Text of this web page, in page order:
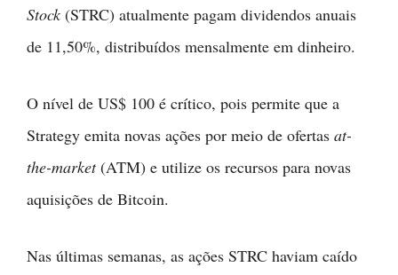
Stock (STRC) atualmente pagam dividendos anuais
de 11,50%, distribuídos mensalmente em dinheiro.
O nível de US$ 100 é crítico, pois permite que a
Strategy emita novas ações por meio de ofertas at-
the-market(ATM) e utilize os recursos para novas
aquisições de Bitcoin.
Nas últimas semanas, as ações STRC haviam caído